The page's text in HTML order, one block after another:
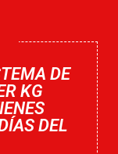
DE
KG
DEL